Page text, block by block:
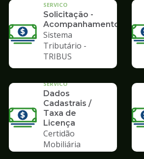
SERVICO
Solicitação -
Acompanhamento
Sistema
Tributário -
TRIBUS
SERVICO
Dados
Cadastrais /
Taxa de
Licença
Certidão
Mobiliária